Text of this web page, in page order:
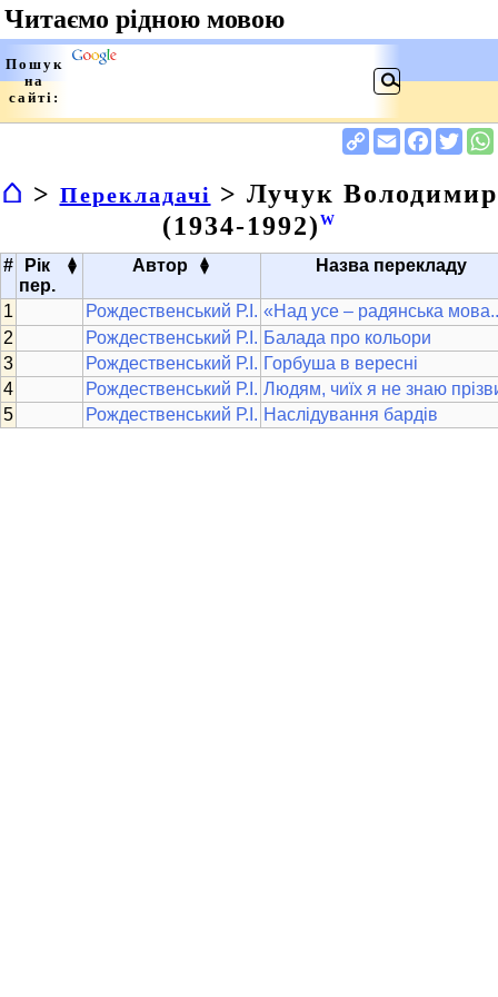
⌂ > Перекладачі > Лучук Володимир
(1934-1992) W
#
Рік
пер.
▴
▾ Автор ▴
▾ Назва перекладу
Рождественський Р.І. «Над усе – радянська
Рождественський Р.І. Балада про кольори
Рождественський Р.І. Горбуша в вересні
Рождественський Р.І. Людям, чиїх я не знаю
Рождественський Р.І. Наслідування бардів